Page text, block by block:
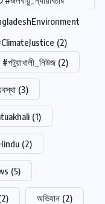
(2)
#পটুয়াখালী_নিউজ (2)
(3)
(1)
(2)
(5)
অভিযান (2)